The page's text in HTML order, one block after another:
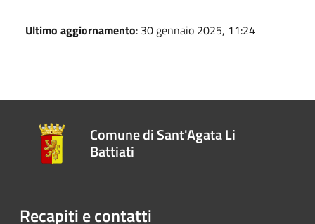
Ultimo aggiornamento: 30 gennaio 2025, 11:24
Comune di Sant'Agata Li
Battiati
Recapiti e contatti